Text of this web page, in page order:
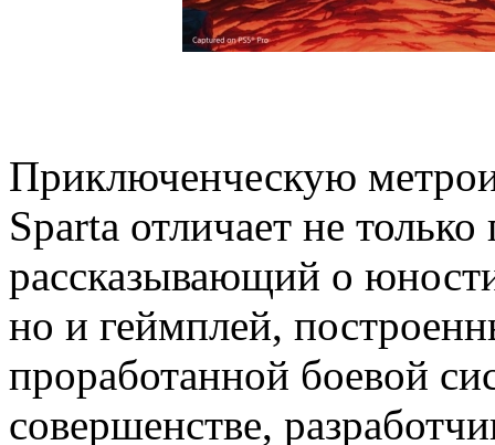
Приключенческую
Sparta отличает не
рассказывающий о
но и геймплей,
проработанной боевой
совершенстве,